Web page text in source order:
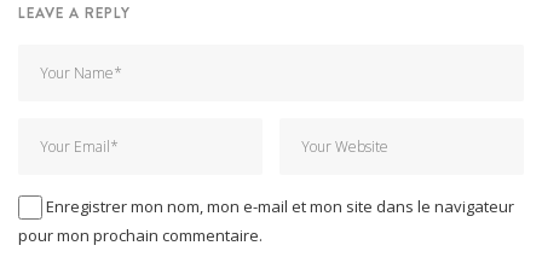
LEAVE A REPLY
Enregistrer mon nom, mon e-mail et mon site dans le navigateur
pour mon prochain commentaire.